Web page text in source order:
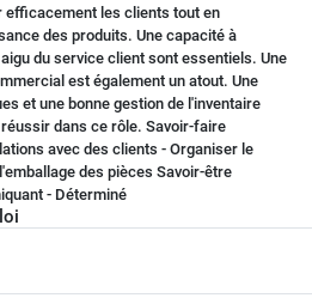
les clients tout en
des produits. Une capacité à
du service client sont essentiels. Une
est également un atout. Une
et une bonne gestion de l'inventaire
dans ce rôle. Savoir-faire
avec des clients - Organiser le
des pièces Savoir-être
- Déterminé